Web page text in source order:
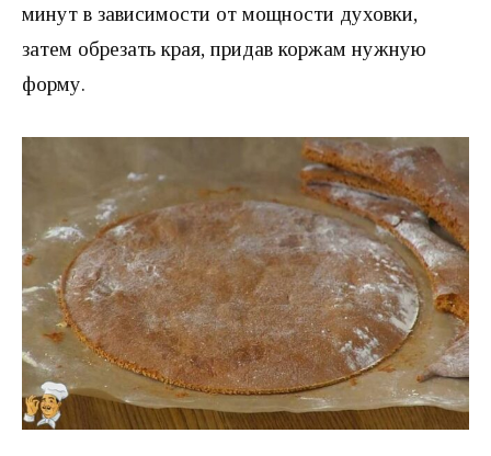
минут в зависимости от мощности духовки,
затем обрезать края, придав коржам нужную
форму.